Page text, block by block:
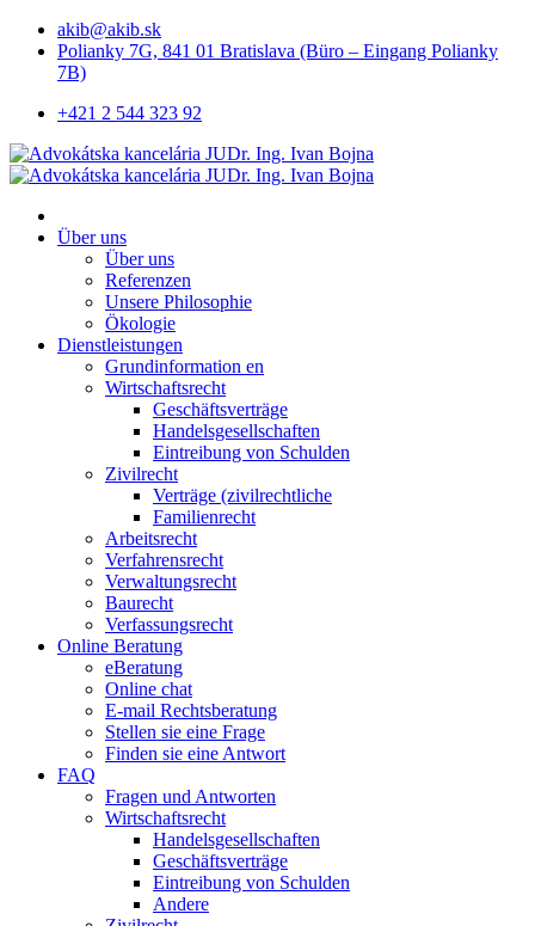
akib@akib.sk
Polianky 7G, 841 01 Bratislava (Büro – Eingang Polianky
7B)
+421 2 544 323 92
Über uns
Über uns
Referenzen
Unsere Philosophie
Ökologie
Dienstleistungen
Grundinformation en
Wirtschaftsrecht
Geschäftsverträge
Handelsgesellschaften
Eintreibung von Schulden
Zivilrecht
Verträge (zivilrechtliche
Familienrecht
Arbeitsrecht
Verfahrensrecht
Verwaltungsrecht
Baurecht
Verfassungsrecht
Online Beratung
eBeratung
Online chat
E-mail Rechtsberatung
Stellen sie eine Frage
Finden sie eine Antwort
FAQ
Fragen und Antworten
Wirtschaftsrecht
Handelsgesellschaften
Geschäftsverträge
Eintreibung von Schulden
Andere